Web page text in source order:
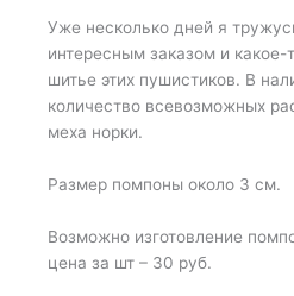
Уже несколько дней я
интересным заказом и какое-
шитье этих пушистиков. В
количество всевозможных
меха норки.
Размер помпоны около 3 см.
Возможно изготовление
цена за шт – 30 руб.